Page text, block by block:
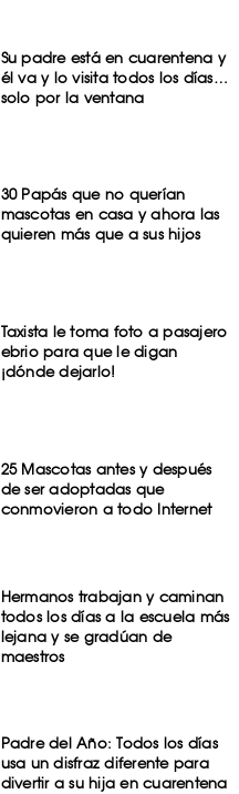
Su padre está en cuarentena y
él va y lo visita todos los días…
solo por la ventana
30 Papás que no querían
mascotas en casa y ahora las
quieren más que a sus hijos
Taxista le toma foto a pasajero
ebrio para que le digan
¡dónde dejarlo!
25 Mascotas antes y después
de ser adoptadas que
conmovieron a todo Internet
Hermanos trabajan y caminan
todos los días a la escuela más
lejana y se gradúan de
maestros
Padre del Año: Todos los días
usa un disfraz diferente para
divertir a su hija en cuarentena